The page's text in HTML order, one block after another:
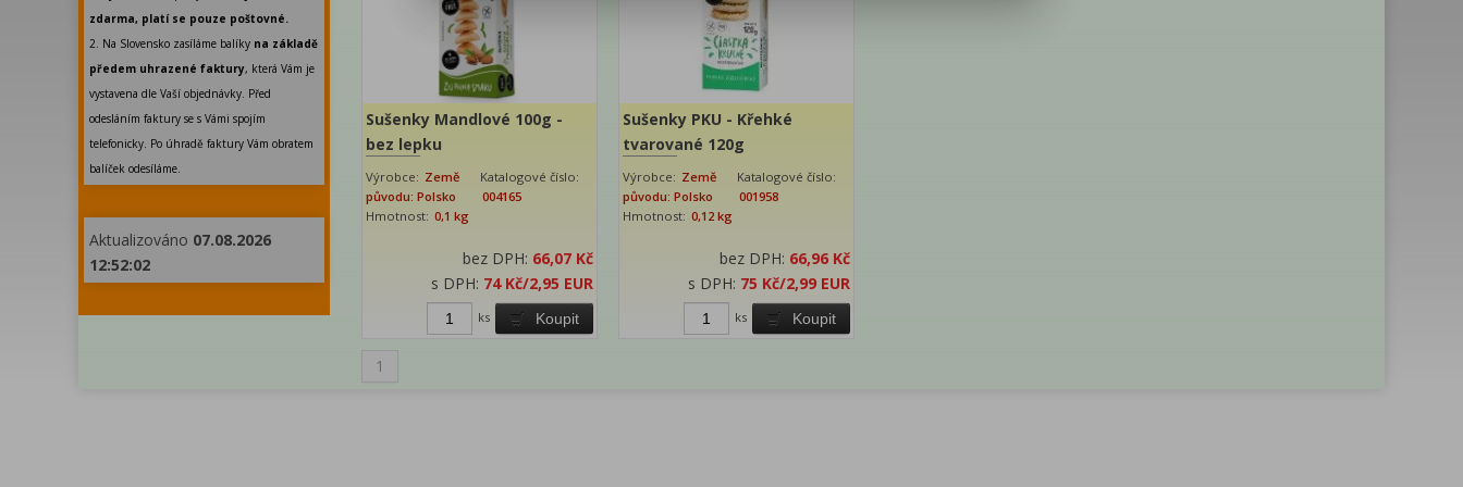
zdarma, platí se pouze poštovné.
2. Na Slovensko zasíláme balíky na základě
předem uhrazené faktury, která Vám je
vystavena dle Vaší objednávky. Před
odesláním faktury se s Vámi spojím
telefonicky. Po úhradě faktury Vám obratem
balíček odesíláme.
Aktualizováno 07.08.2026
12:52:02
Sušenky Mandlové 100g -
bez lepku
Výrobce: Země
původu: Polsko
Katalogové číslo:
004165
Hmotnost: 0,1 kg
bez DPH: 66,07 Kč
s DPH: 74 Kč/2,95 EUR
Koupit
ks
Sušenky PKU - Křehké
tvarované 120g
Výrobce: Země
původu: Polsko
Katalogové číslo:
001958
Hmotnost: 0,12 kg
bez DPH: 66,96 Kč
s DPH: 75 Kč/2,99 EUR
Koupit
ks
1